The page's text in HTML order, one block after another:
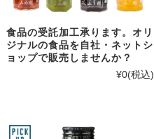
食品の受託加工承ります。オリ
ジナルの食品を自社・ネットシ
ョップで販売しませんか？
¥0(税込)